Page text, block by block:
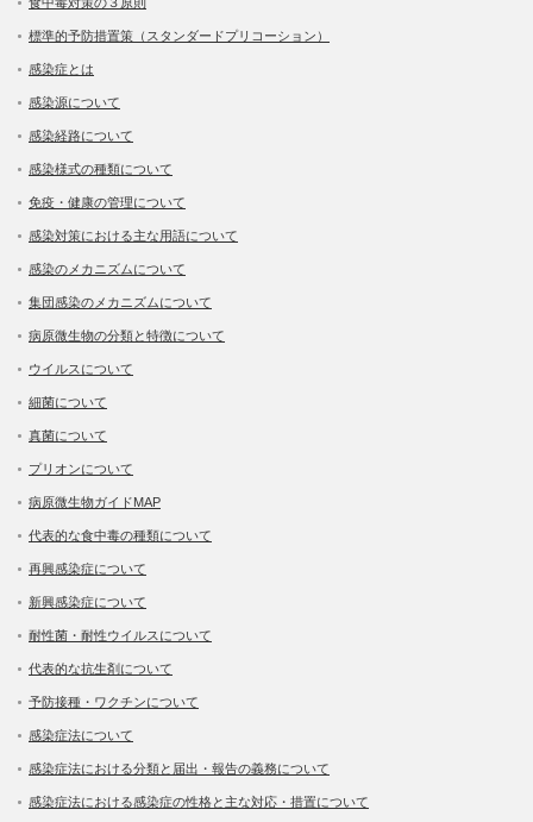
標準的予防措置策（スタンダードプリコーション）
感染症とは
感染源について
感染経路について
感染様式の種類について
免疫・健康の管理について
感染対策における主な用語について
感染のメカニズムについて
集団感染のメカニズムについて
病原微生物の分類と特徴について
ウイルスについて
細菌について
真菌について
プリオンについて
病原微生物ガイドMAP
代表的な食中毒の種類について
再興感染症について
新興感染症について
耐性菌・耐性ウイルスについて
代表的な抗生剤について
予防接種・ワクチンについて
感染症法について
感染症法における分類と届出・報告の義務について
感染症法における感染症の性格と主な対応・措置について